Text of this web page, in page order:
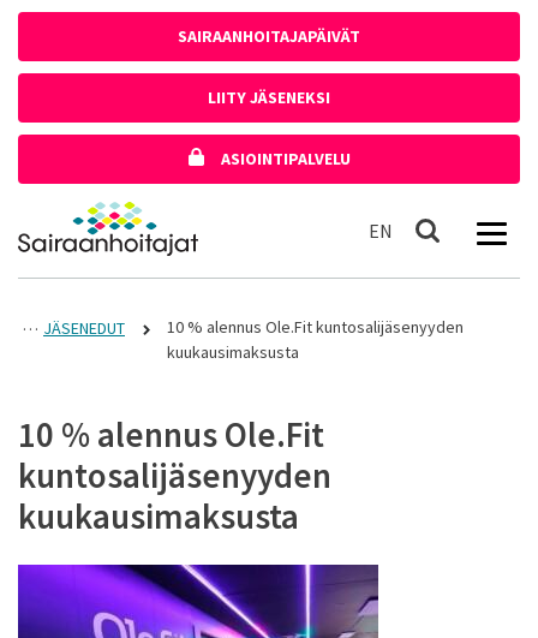
SAIRAANHOITAJAPÄIVÄT
LIITY JÄSENEKSI
ASIOINTIPALVELU
Etusivulle
EN In English
Haku
JÄSENEDUT
10 % alennus Ole.Fit kuntosalijäsenyyden
kuukausimaksusta
10 % alennus Ole.Fit
kuntosalijäsenyyden
kuukausimaksusta